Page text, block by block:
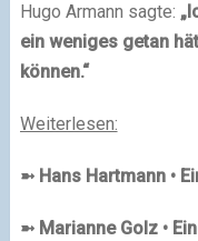
Hugo Armann sagte:
ein weniges getan
können.“
Weiterlesen:
➼ Hans Hartmann •
➼ Marianne Golz•